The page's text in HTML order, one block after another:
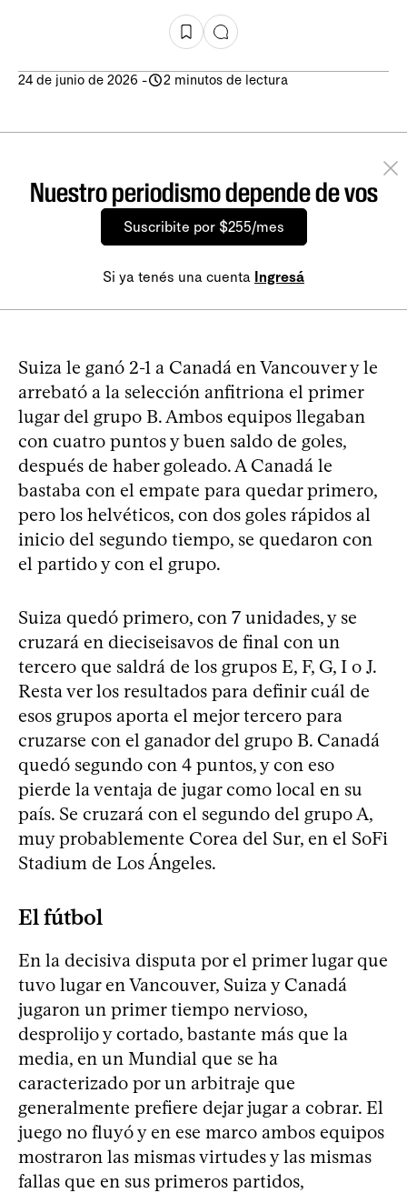
24 de junio de 2026 - 2 minutos de lectura
Nuestro periodismo depende de vos
Suscribite por $255/mes
Si ya tenés una cuenta Ingresá
Suiza le ganó 2-1 a Canadá en Vancouver y le
arrebató a la selección anfitriona el primer
lugar del grupo B. Ambos equipos llegaban
con cuatro puntos y buen saldo de goles,
después de haber goleado. A Canadá le
bastaba con el empate para quedar primero,
pero los helvéticos, con dos goles rápidos al
inicio del segundo tiempo, se quedaron con
el partido y con el grupo.
Suiza quedó primero, con 7 unidades, y se
cruzará en dieciseisavos de final con un
tercero que saldrá de los grupos E, F, G, I o J.
Resta ver los resultados para definir cuál de
esos grupos aporta el mejor tercero para
cruzarse con el ganador del grupo B. Canadá
quedó segundo con 4 puntos, y con eso
pierde la ventaja de jugar como local en su
país. Se cruzará con el segundo del grupo A,
muy probablemente Corea del Sur, en el SoFi
Stadium de Los Ángeles.
El fútbol
En la decisiva disputa por el primer lugar que
tuvo lugar en Vancouver, Suiza y Canadá
jugaron un primer tiempo nervioso,
desprolijo y cortado, bastante más que la
media, en un Mundial que se ha
caracterizado por un arbitraje que
generalmente prefiere dejar jugar a cobrar. El
juego no fluyó y en ese marco ambos equipos
mostraron las mismas virtudes y las mismas
fallas que en sus primeros partidos,